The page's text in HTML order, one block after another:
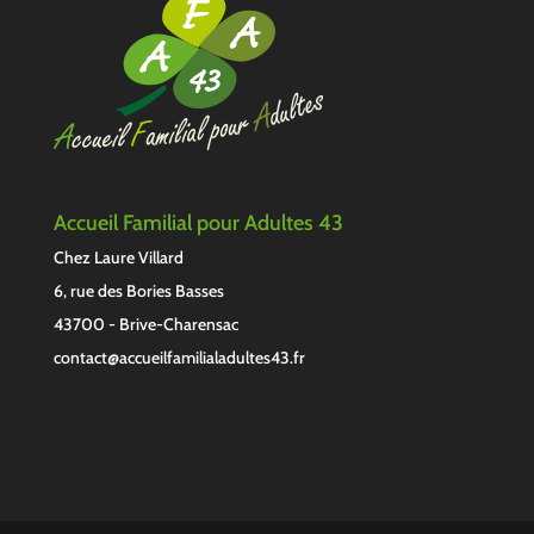
Accueil Familial pour Adultes 43
Chez Laure Villard
6, rue des Bories Basses
43700 - Brive-Charensac
contact@accueilfamilialadultes43.fr